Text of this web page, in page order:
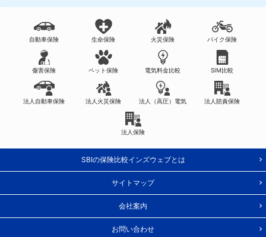
自動車保険 生命保険 火災保険 バイク保険
傷害保険 ペット保険 電気料金比較 SIM比較
法人自動車保険 法人火災保険 法人（高圧）電気 法人賠責保険
法人保険
SBIの保険比較インズウェブとは
サイトマップ
会社案内
お問い合わせ